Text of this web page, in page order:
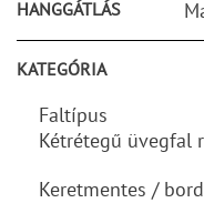
HANGGÁTLÁS
KATEGÓRIA
Faltípus
Kétrétegű üvegfal
Keretmentes /